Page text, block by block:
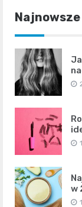
Najnowsze
w